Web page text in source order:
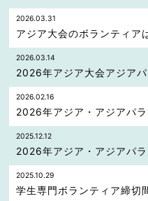
2026.03.31
アジア大会のボランティア
2026.03.14
2026年アジア大会アジア
2026.02.16
2026年アジア・アジアパ
2025.12.12
2026年アジア・アジアパ
2025.10.29
学生専門ボランティア締切